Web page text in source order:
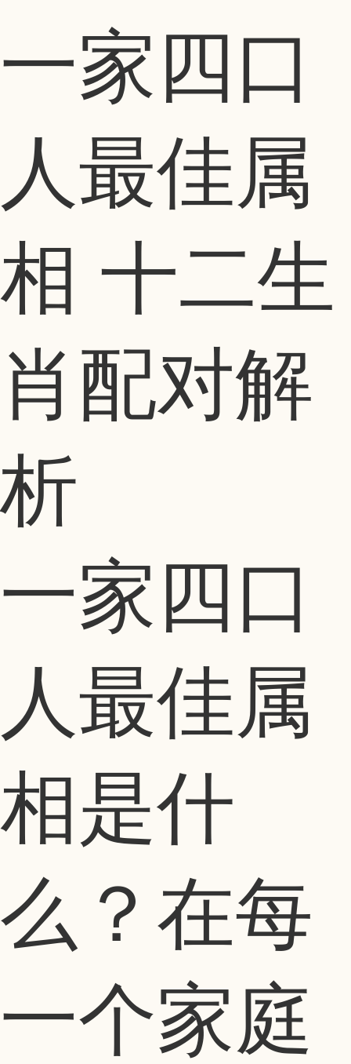
一家四口
人最佳属
相 十二生
肖配对解
析
一家四口
人最佳属
相是什
么？在每
一个家庭